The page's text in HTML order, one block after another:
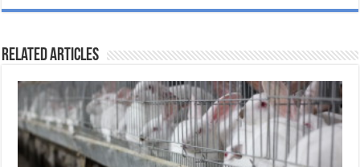
Related Articles